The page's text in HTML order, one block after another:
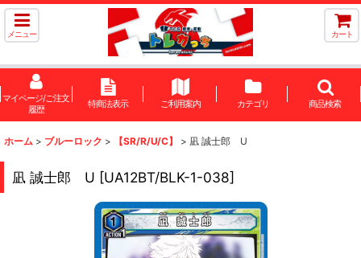
メニュー カート
マイページ/ご注文
履歴
特商法表示 ご利用案内 カテゴリ 商品検索
ホーム > ブルーロック > 【SR/R/U/C】 > 凪 誠士郎 U
凪 誠士郎 U [UA12BT/BLK-1-038]